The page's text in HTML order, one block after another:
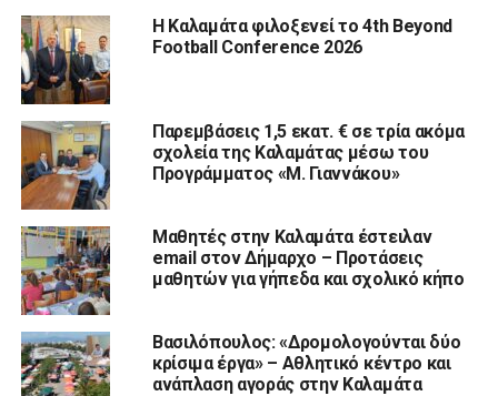
Η Καλαμάτα φιλοξενεί το 4th Beyond
Football Conference 2026
Παρεμβάσεις 1,5 εκατ. € σε τρία ακόμα
σχολεία της Καλαμάτας μέσω του
Προγράμματος «Μ. Γιαννάκου»
Μαθητές στην Καλαμάτα έστειλαν
email στον Δήμαρχο – Προτάσεις
μαθητών για γήπεδα και σχολικό κήπο
Βασιλόπουλος: «Δρομολογούνται δύο
κρίσιμα έργα» – Αθλητικό κέντρο και
ανάπλαση αγοράς στην Καλαμάτα